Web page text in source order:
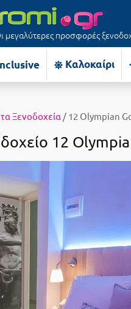
μεγαλύτερες προσφορές
Καλοκαίρι
Ξενοδοχεία / 12 Olympian
12